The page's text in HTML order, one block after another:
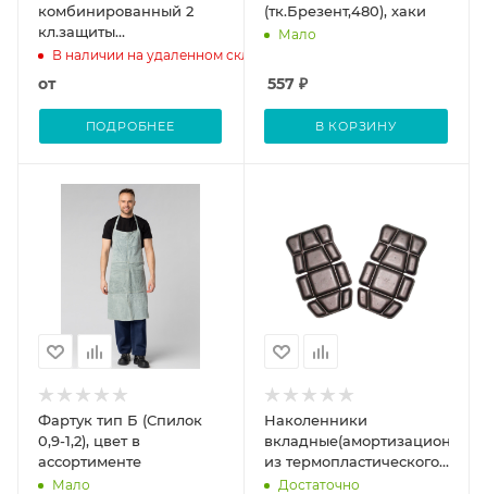
комбинированный 2
кл.защиты
(тк.Брезент,550/Спилок
В наличии на удаленном складе
от
ПОДРОБНЕЕ
(тк.Брезент,480), хаки
Мало
557₽
В КОРЗИНУ
Фартук тип Б (Спилок
0,9-1,2), цвет в
ассортименте
Мало
Наколенники
вкладные(амортизационные)
из термопластического
ЭВАДостаточно